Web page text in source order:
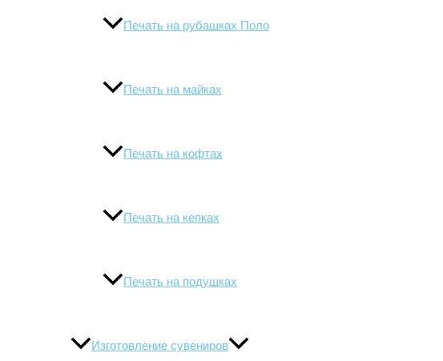
Печать на рубашках Поло
Печать на майках
Печать на кофтах
Печать на кепках
Печать на подушках
Изготовление сувениров